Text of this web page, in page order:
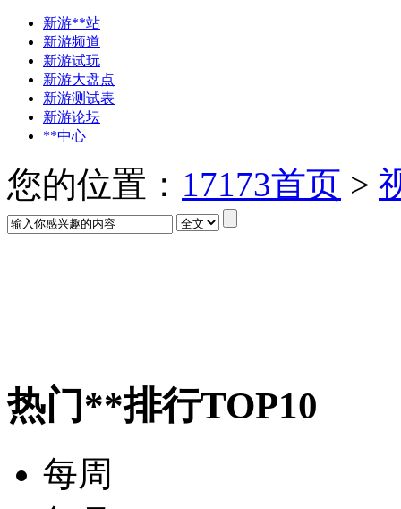
新游**站
新游频道
新游试玩
新游大盘点
新游测试表
新游论坛
**中心
您的位置： 17173首页 >
热门**排行TOP10
每周